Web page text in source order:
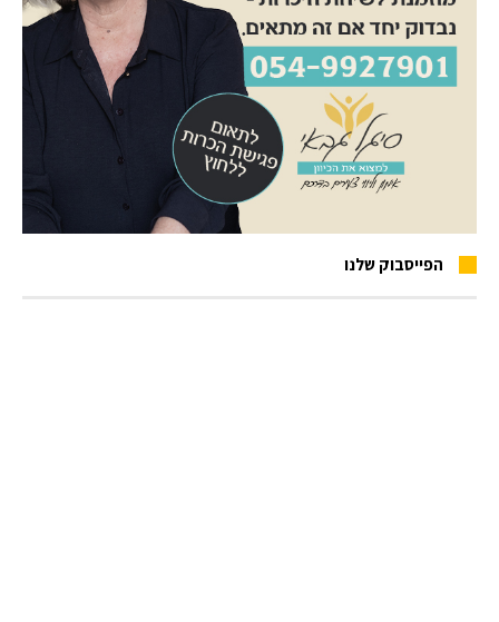
הפייסבוק שלנו